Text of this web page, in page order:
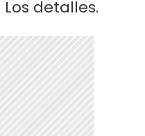
detalles.